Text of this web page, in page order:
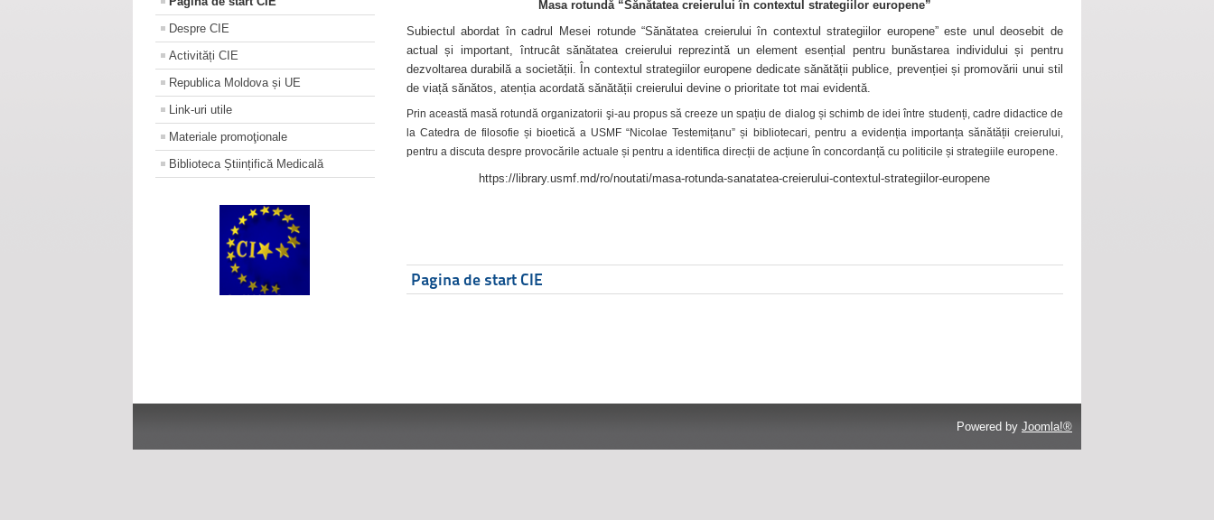
Despre CIE
Activități CIE
Republica Moldova și UE
Link-uri utile
Materiale promoţionale
Biblioteca Științifică Medicală
Masa rotundă “Sănătatea creierului în contextul strategiilor europene”
Subiectul abordat în cadrul Mesei rotunde “Sănătatea creierului în contextul strategiilor europene” este unul deosebit de
actual și important, întrucât sănătatea creierului reprezintă un element esențial pentru bunăstarea individului și pentru
dezvoltarea durabilă a societății. În contextul strategiilor europene dedicate sănătății publice, prevenției și promovării unui stil
de viață sănătos, atenția acordată sănătății creierului devine o prioritate tot mai evidentă.
Prin această masă rotundă organizatorii şi-au propus să creeze un spațiu de dialog și schimb de idei între studenți, cadre didactice de
la Catedra de filosofie și bioetică a USMF “Nicolae Testemițanu” și bibliotecari, pentru a evidenția importanța sănătății creierului,
pentru a discuta despre provocările actuale și pentru a identifica direcții de acțiune în concordanță cu politicile și strategiile europene.
https://library.usmf.md/ro/noutati/masa-rotunda-sanatatea-creierului-contextul-strategiilor-europene
Pagina de start CIE
Powered by Joomla!®